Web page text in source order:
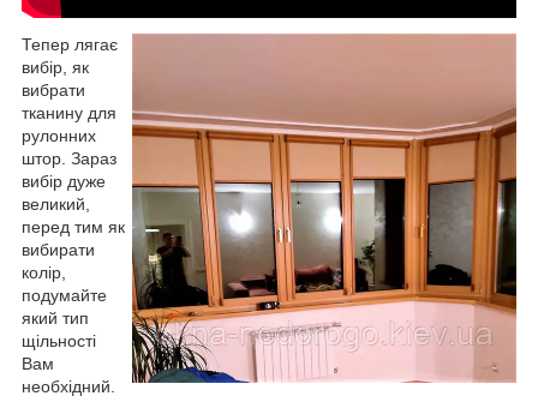
Тепер лягає
вибір, як
вибрати
тканину для
рулонних
штор. Зараз
вибір дуже
великий,
перед тим як
вибирати
колір,
подумайте
який тип
щільності
Вам
необхідний.